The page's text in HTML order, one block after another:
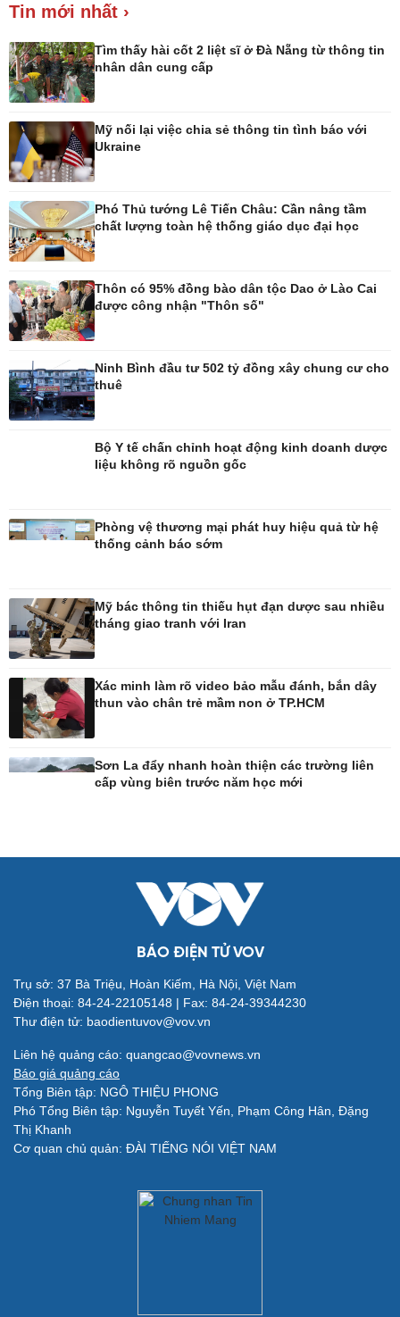
Tư vấn luật
Lịch thi đấu bóng đá
Ô tô - Xe máy
Xe máy
Tư vấn
Doanh nghiệp 24h
Doanh nhân
Tin Công nghệ
Trải nghiệm
Cây thuốc
Sản phụ khoa
Làm đẹp - giảm cân
Phòng mạch online
Blog
Âm nhạc
Nghệ sĩ
Thời trang
Sao Việt
Tư vấn
check-in
Tin mới nhất ›
Tìm thấy hài cốt 2 liệt sĩ ở Đà Nẵng từ thông tin
nhân dân cung cấp
Mỹ nối lại việc chia sẻ thông tin tình báo với
Ukraine
Phó Thủ tướng Lê Tiến Châu: Cần nâng tầm
chất lượng toàn hệ thống giáo dục đại học
Thôn có 95% đồng bào dân tộc Dao ở Lào Cai
được công nhận "Thôn số"
Ninh Bình đầu tư 502 tỷ đồng xây chung cư cho
thuê
Bộ Y tế chấn chỉnh hoạt động kinh doanh dược
liệu không rõ nguồn gốc
Phòng vệ thương mại phát huy hiệu quả từ hệ
thống cảnh báo sớm
Mỹ bác thông tin thiếu hụt đạn dược sau nhiều
tháng giao tranh với Iran
Xác minh làm rõ video bảo mẫu đánh, bắn dây
thun vào chân trẻ mầm non ở TP.HCM
Sơn La đẩy nhanh hoàn thiện các trường liên
cấp vùng biên trước năm học mới
BÁO ĐIỆN TỬ VOV
Trụ sở: 37 Bà Triệu, Hoàn Kiếm, Hà Nội, Việt Nam
Điện thoại: 84-24-22105148 | Fax: 84-24-39344230
Thư điện tử: baodientuvov@vov.vn
Liên hệ quảng cáo: quangcao@vovnews.vn
Báo giá quảng cáo
Tổng Biên tập: NGÔ THIỆU PHONG
Phó Tổng Biên tập: Nguyễn Tuyết Yến, Phạm Công Hân, Đặng
Thị Khanh
Cơ quan chủ quản: ĐÀI TIẾNG NÓI VIỆT NAM